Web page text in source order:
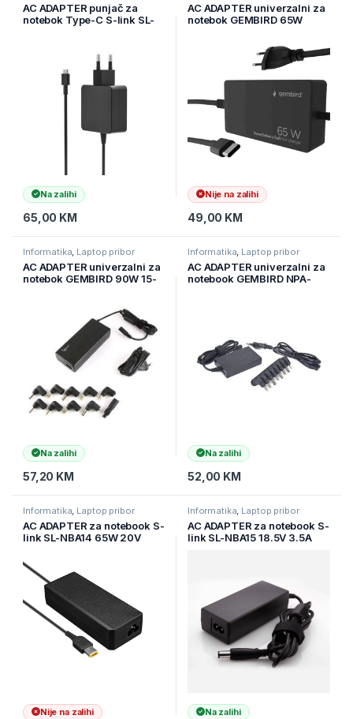
AC ADAPTER punjač za
notebok Type-C S-link SL-
Na zalihi
65,00 KM
AC ADAPTER univerzalni za
notebok GEMBIRD 65W
Type-C fast charger, black,
NPA-AC-PDQC65-01
Nije na zalihi
49,00 KM
Informatika, Laptop pribor
AC ADAPTER univerzalni za
notebok GEMBIRD 90W 15-
Na zalihi
57,20 KM
Informatika, Laptop pribor
AC ADAPTER univerzalni za
notebook GEMBIRD NPA-
Na zalihi
52,00 KM
Informatika, Laptop pribor
AC ADAPTER za notebook S-
link SL-NBA14 65W 20V
IBM Lenovo Notebook
Nije na zalihi
Informatika, Laptop pribor
AC ADAPTER za notebook S-
link SL-NBA15 18.5V 3.5A
Na zalihi